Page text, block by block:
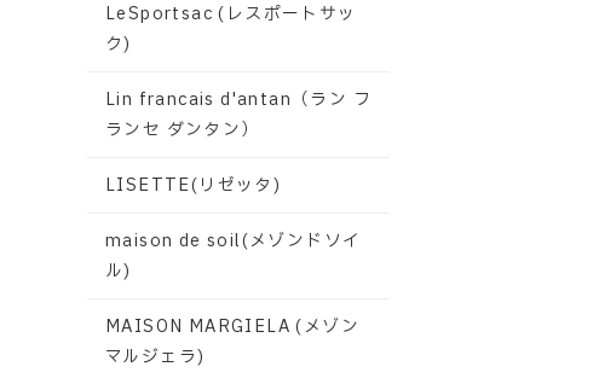
LeSportsac (レスポートサッ
ク)
Lin francais d'antan（ラン フ
ランセ ダンタン）
LISETTE(リゼッタ)
maison de soil(メゾンドソイ
ル)
MAISON MARGIELA (メゾン
マルジェラ)